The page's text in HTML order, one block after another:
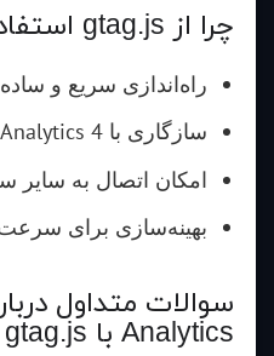
چرا از gtag.js استفاده کنیم؟
راه‌اندازی سریع و ساده
سازگاری با Google Analytics 4
امکان اتصال به
بهینه‌سازی برای
Analytics با gtag.js